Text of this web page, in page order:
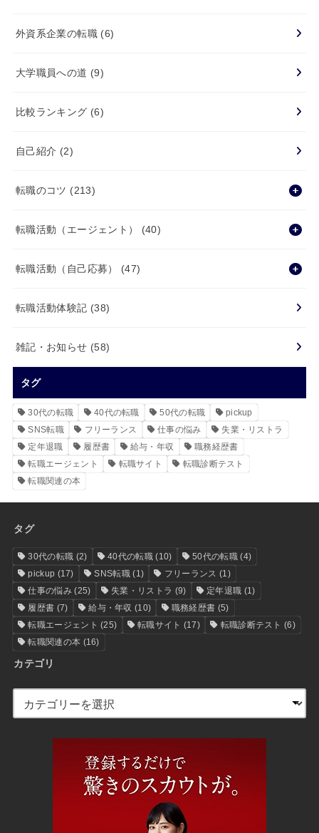
外資系企業の転職 (6)
大学職員への道 (9)
比較ランキング (6)
自己紹介 (2)
転職のコツ (213)
転職活動（エージェント） (40)
転職活動（自己応募） (47)
転職活動体験記 (38)
雑記・お知らせ (58)
タグ
30代の転職 40代の転職 50代の転職
pickup
SNS転職
フリーランス 仕事の悩み
失業・リストラ
定年退職
履歴書 給与・年収
職務経歴書
転職エージェント
転職サイト
転職診断テスト
転職関連の本
タグ
30代の転職 (2) 40代の転職(10) 50代の転職(4)
pickup (17) SNS転職(1) フリーランス (1)
仕事の悩み(25) 失業・リストラ (9) 定年退職 (1)
履歴書 (7) 給与・年収 (10) 職務経歴書 (5)
転職エージェント (25) 転職サイト (17) 転職診断テスト (6)
転職関連の本 (16)
カテゴリ